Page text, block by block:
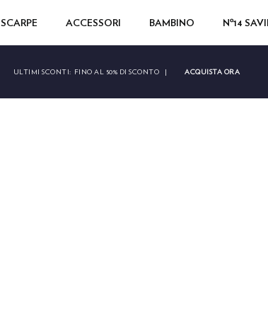
SCARPE ACCESSORI BAMBINO Nº14
ULTIMI SCONTI: FINO AL 50% DI SCONTO | ACQUISTA ORA